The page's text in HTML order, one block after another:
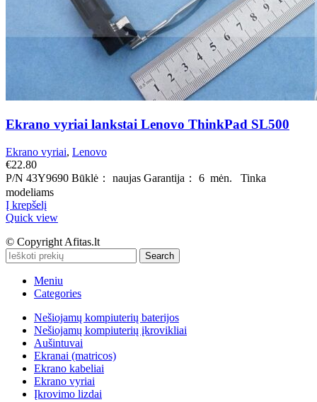
Ekrano vyriai lankstai Lenovo ThinkPad SL500
Ekrano vyriai, Lenovo
€22.80
P/N 43Y9690 Būklė： naujas Garantija： 6 mėn. Tinka
modeliams
Į krepšelį
Quick view
© Copyright Afitas.lt
Search
Meniu
Categories
Nešiojamų kompiuterių baterijos
Nešiojamų kompiuterių įkrovikliai
Aušintuvai
Ekranai (matricos)
Ekrano kabeliai
Ekrano vyriai
Įkrovimo lizdai